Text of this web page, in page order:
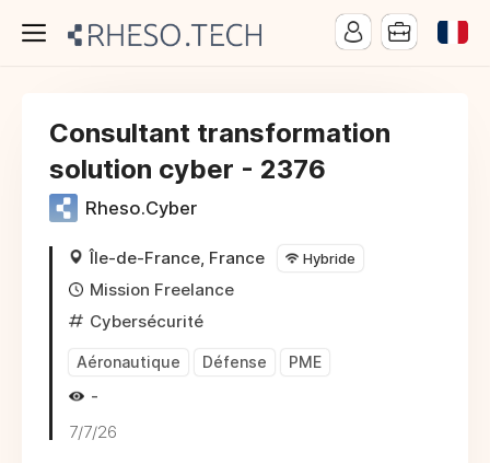
Consultant transformation
solution cyber - 2376
Rheso.Cyber
Île-de-France, France Hybride
Mission Freelance
Cybersécurité
Aéronautique Défense PME
-
7/7/26